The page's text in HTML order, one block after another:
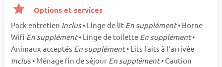
Options et services
Pack entretien Inclus• Linge de lit En supplément• Borne
Wifi En supplément• Linge de toilette En supplément•
Animaux acceptés En supplément• Lits faits à l'arrivée
Inclus• Ménage fin de séjour En supplément• Caution